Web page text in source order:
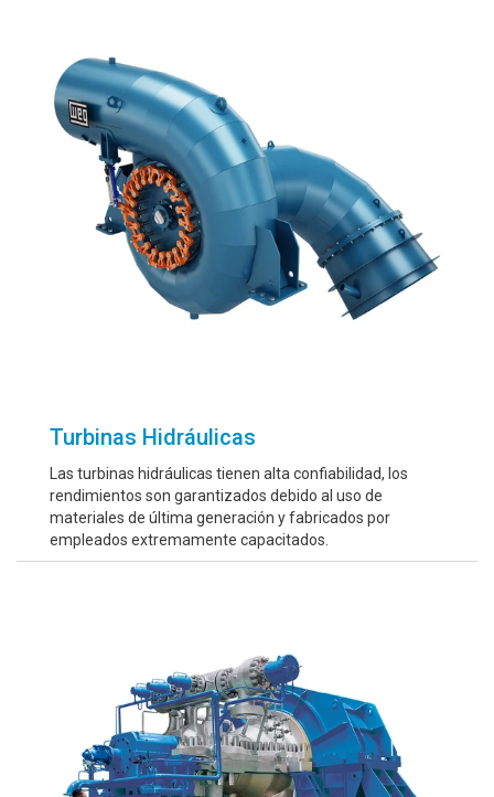
Turbinas Hidráulicas
Las turbinas hidráulicas tienen alta confiabilidad, los
rendimientos son garantizados debido al uso de
materiales de última generación y fabricados por
empleados extremamente capacitados.